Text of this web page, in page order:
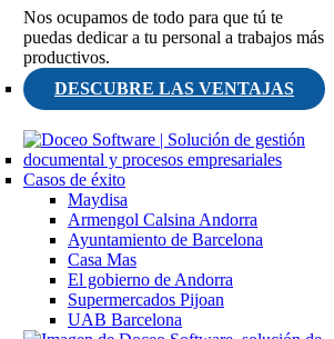
Nos ocupamos de todo para que tú te
puedas dedicar a tu personal a trabajos más
productivos.
DESCUBRE LAS VENTAJAS
Casos de éxito
Maydisa
Armengol Calsina Andorra
Ayuntamiento de Barcelona
Casa Mas
El gobierno de Andorra
Supermercados Pijoan
UAB Barcelona